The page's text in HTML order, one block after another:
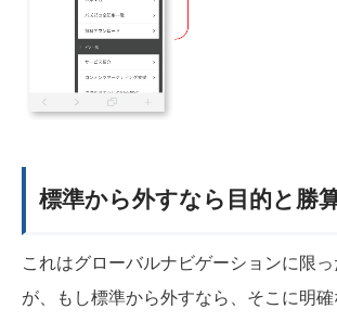
標準から外すなら目的と勝
これはグローバルナビゲーションに限
が、もし標準から外すなら、そこに明